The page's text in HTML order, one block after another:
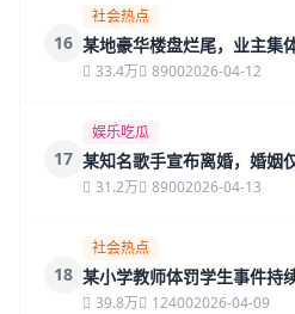
16
社会热点
某地豪华楼盘烂尾，业主集
33.4万 89002026-04-12
17
娱乐吃瓜
某知名歌手宣布离婚，婚姻
31.2万 89002026-04-13
18
社会热点
某小学教师体罚学生事件持
39.8万 124002026-04-09